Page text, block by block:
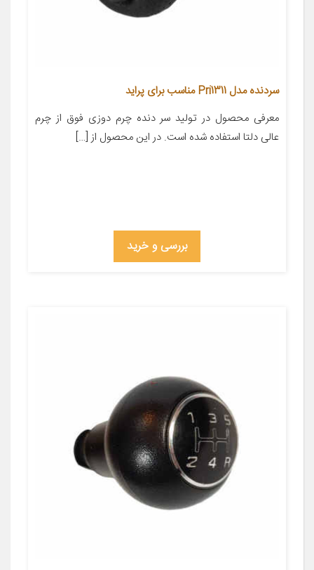
سردنده مدل Pri1311 مناسب برای پراید
معرفی محصول در تولید سر دنده چرم دوزی فوق از چرم
عالی دلتا استفاده شده است. در این محصول از […]
بررسی و خرید